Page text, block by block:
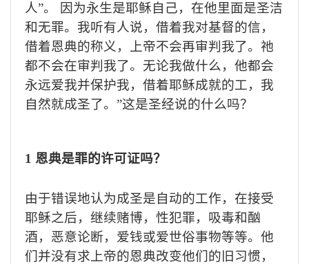
人”。 因为永生是耶稣自己，在他里面是圣洁
和无罪。我听有人说，借着我对基督的信，
借着恩典的称义，上帝不会再审判我了。祂
都不会在审判我了。无论我做什么，他都会
永远爱我并保护我，借着耶稣成就的工，我
自然就成圣了。 ”这是圣经说的什么吗？
1 恩典是罪的许可证吗？
由于错误地认为成圣是自动的工作，在接受
耶稣之后，继续赌博，性犯罪，吸毒和酗
酒，恶意论断，爱钱或爱世俗事物等等。他
们并没有求上帝的恩典改变他们的旧习惯，